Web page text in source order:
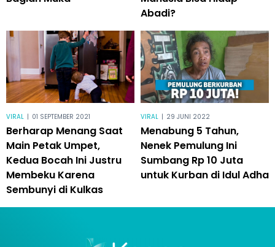
Abadi?
VIRAL | 01 SEPTEMBER 2021
Berharap Menang Saat
Main Petak Umpet,
Kedua Bocah Ini Justru
Membeku Karena
Sembunyi di Kulkas
VIRAL | 29 JUNI 2022
Menabung 5 Tahun,
Nenek Pemulung Ini
Sumbang Rp 10 Juta
untuk Kurban di Idul Adha